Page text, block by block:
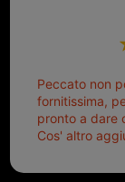
Peccato non
fornitissima,
pronto a dare
Cos' altro
mio